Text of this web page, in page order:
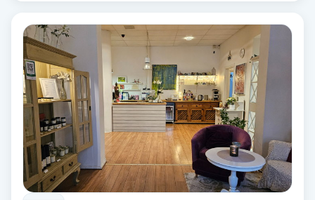
Friskvårdsmassage
Frisör
Funktionsanalys
Färgning
Föning